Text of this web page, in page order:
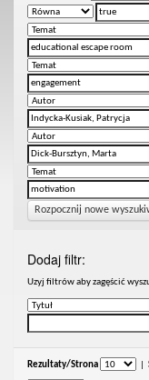
Rozpocznij nowe
Dodaj filtr:
Uzyj filtrów aby zagęścić
Rezultaty/Strona